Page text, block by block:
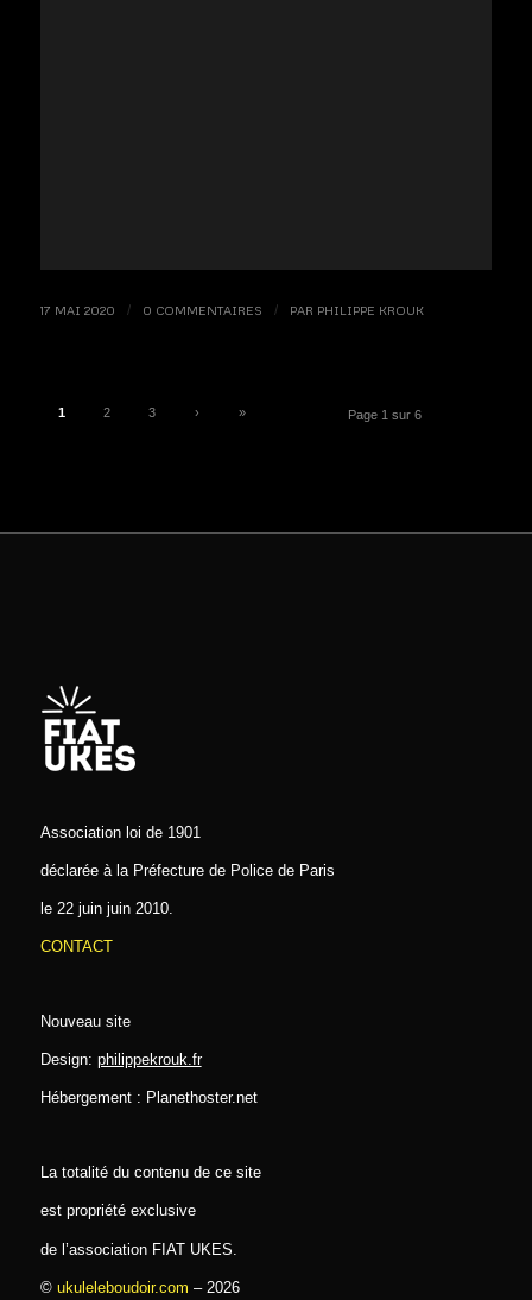
17 MAI 2020 / 0 COMMENTAIRES / PAR PHILIPPE KROUK
Page 1 sur 6
1 2 3 › »
Association loi de 1901
déclarée à la Préfecture de Police de Paris
le 22 juin juin 2010.
CONTACT
Nouveau site
Design: philippekrouk.fr
Hébergement : Planethoster.net
La totalité du contenu de ce site
est propriété exclusive
de l’association FIAT UKES.
© ukuleleboudoir.com – 2026